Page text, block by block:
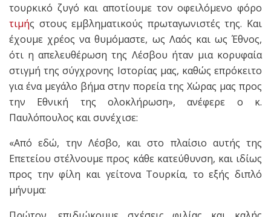
τουρκικό ζυγό και αποτίουμε τον οφειλόμενο φόρο
τιμής στους εμβληματικούς πρωταγωνιστές της. Και
έχουμε χρέος να θυμόμαστε, ως Λαός και ως Έθνος,
ότι η απελευθέρωση της Λέσβου ήταν μια κορυφαία
στιγμή της σύγχρονης Ιστορίας μας, καθώς επρόκειτο
για ένα μεγάλο βήμα στην πορεία της Χώρας μας προς
την Εθνική της ολοκλήρωση», ανέφερε ο κ.
Παυλόπουλος και συνέχισε:
«Από εδώ, την Λέσβο, και στο πλαίσιο αυτής της
Επετείου στέλνουμε προς κάθε κατεύθυνση, και ιδίως
προς την φίλη και γείτονα Τουρκία, το εξής διπλό
μήνυμα: